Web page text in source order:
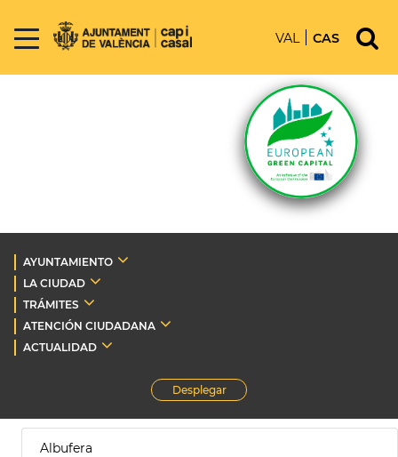
VAL CAS
AYUNTAMIENTO
LA CIUDAD
TRÁMITES
ATENCIÓN CIUDADANA
ACTUALIDAD
Desplegar
Albufera